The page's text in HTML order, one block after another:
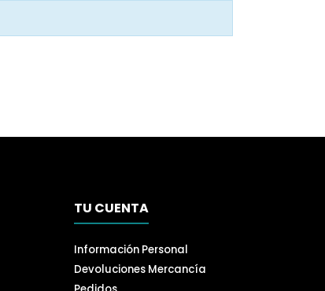
TU CUENTA
Información Personal
Devoluciones Mercancía